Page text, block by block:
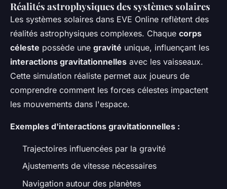
Réalités astrophysiques des systèmes solaires
Les systèmes solaires dans EVE Online reflètent des
réalités astrophysiques complexes. Chaque corps
céleste possède une gravité unique, influençant les
interactions gravitationnelles avec les vaisseaux.
Cette simulation réaliste permet aux joueurs de
comprendre comment les forces célestes impactent
les mouvements dans l'espace.
Exemples d'interactions gravitationnelles :
Trajectoires influencées par la gravité
Ajustements de vitesse nécessaires
Navigation autour des planètes